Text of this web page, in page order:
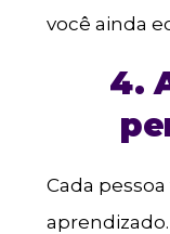
você ainda
4.
Cada